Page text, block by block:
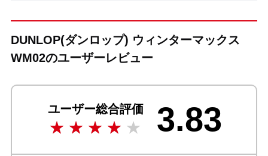
DUNLOP(ダンロップ) ウィンターマックス
WM02のユーザーレビュー
ユーザー総合評価 3.83